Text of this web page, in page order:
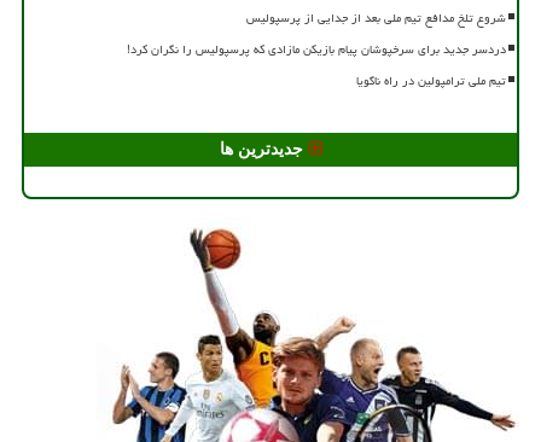
شروع تلخ مدافع تیم ملی بعد از جدایی از پرسپولیس
دردسر جدید برای سرخپوشان پیام بازیکن مازادی که پرسپولیس را نگران کرد!
تیم ملی ترامپولین در راه ناگویا
جدیدترین ها